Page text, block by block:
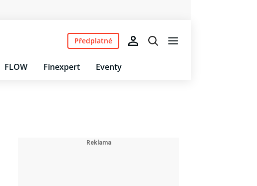
FLOW Finexpert Eventy
Předplatné